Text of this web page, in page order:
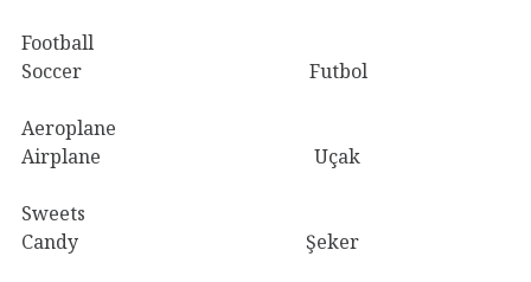
Football
Soccer Futbol
Aeroplane
Airplane Uçak
Sweets
Candy Şeker